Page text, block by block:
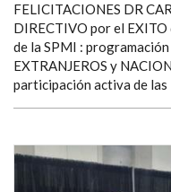
FELICITACIONES DR
DIRECTIVO por el EXITO
de la SPMI :
EXTRANJEROS y
participación activa de las